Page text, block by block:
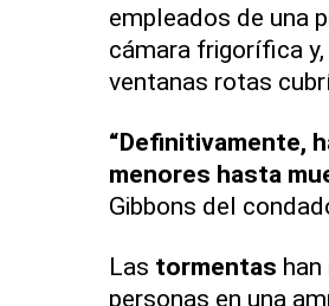
empleados de una
cámara frigorífica
ventanas rotas
“Definitivamente,
menores hasta
Gibbons del
Las tormentas
personas en una